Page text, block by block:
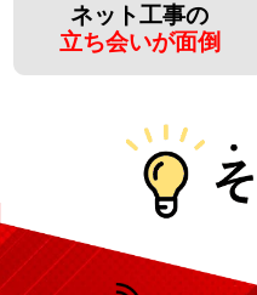
ネット工事の
立ち会いが面倒